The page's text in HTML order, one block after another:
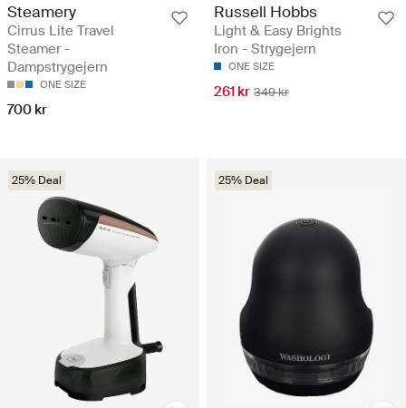
Steamery
Cirrus Lite Travel
Steamer -
Dampstrygejern
ONE SIZE
700 kr
Russell Hobbs
Light & Easy Brights
Iron - Strygejern
ONE SIZE
261 kr 349 kr
25% Deal 25% Deal